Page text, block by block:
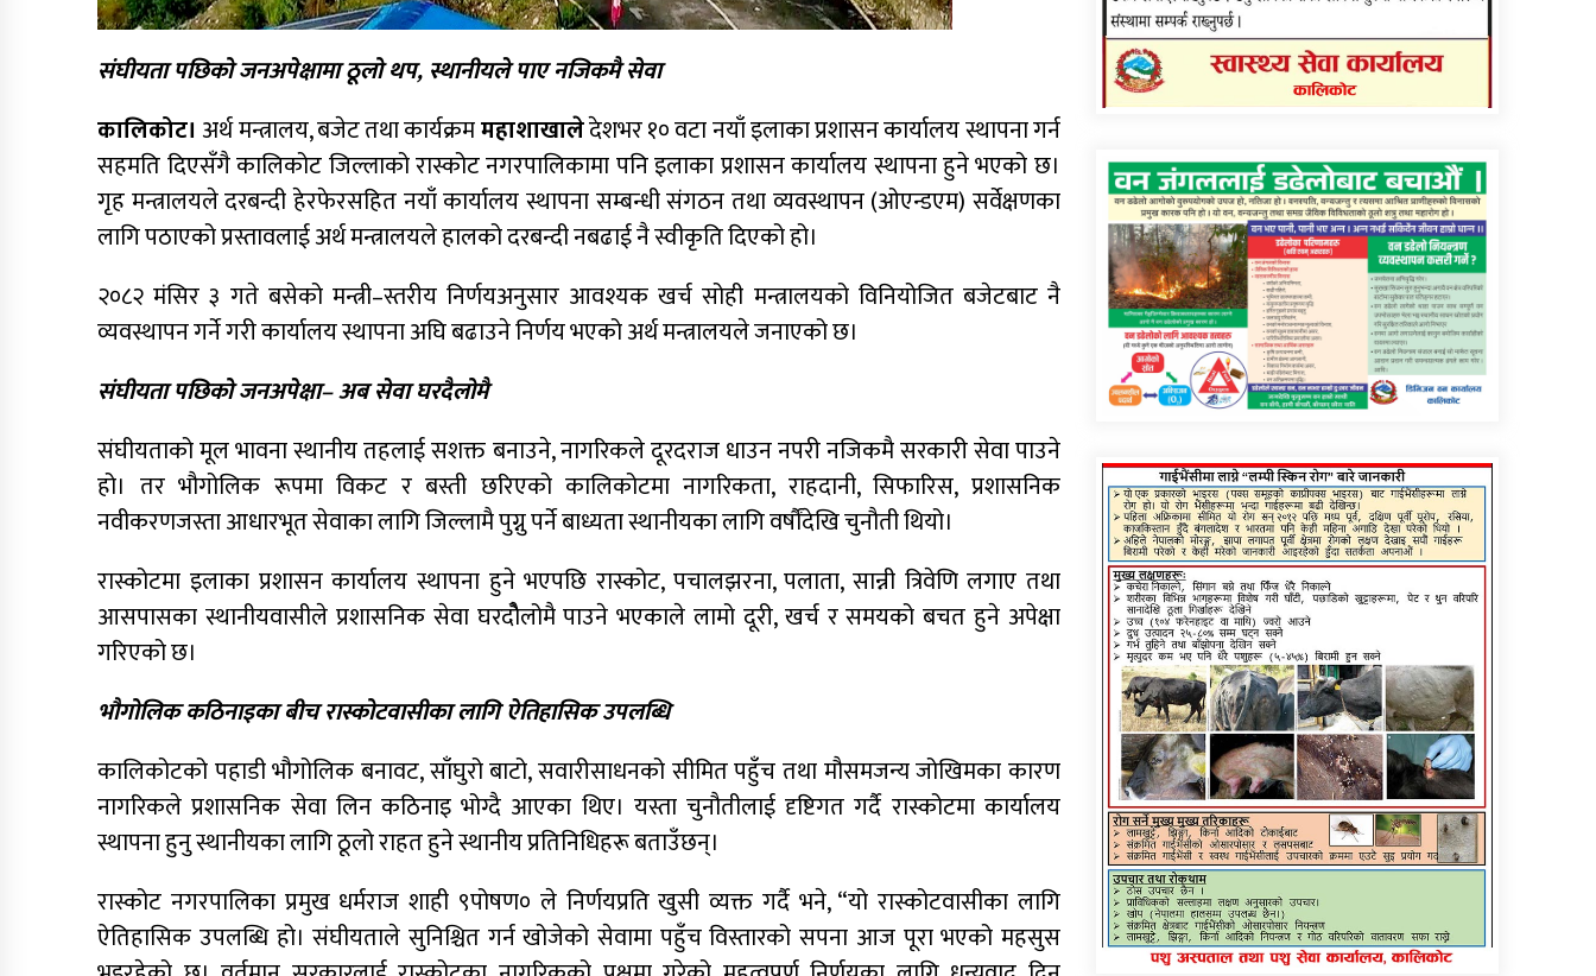
संघीयता पछिको जनअपेक्षामा ठूलो थप, स्थानीयले पाए नजिकमै सेवा
कालिकोट। अर्थ मन्त्रालय, बजेट तथा कार्यक्रममहाशाखालेदेशभर १० वटा नयाँ इलाका प्रशासन कार्यालय स्थापना गर्न
सहमति दिएसँगै कालिकोट जिल्लाको रास्कोट नगरपालिकामा पनि इलाका प्रशासन कार्यालय स्थापना हुने भएको छ।
गृह मन्त्रालयले दरबन्दी हेरफेरसहित नयाँ कार्यालय स्थापना सम्बन्धी संगठन तथा व्यवस्थापन (ओएन्डएम) सर्वेक्षणका
लागि पठाएको प्रस्तावलाई अर्थ मन्त्रालयले हालको दरबन्दी नबढाई नै स्वीकृति दिएको हो।
२०८२ मंसिर ३ गते बसेको मन्त्री–स्तरीय निर्णयअनुसार आवश्यक खर्च सोही मन्त्रालयको विनियोजित बजेटबाट नै
व्यवस्थापन गर्ने गरी कार्यालय स्थापना अघि बढाउने निर्णय भएको अर्थ मन्त्रालयले जनाएको छ।
संघीयता पछिको जनअपेक्षा– अब सेवा घरदैलोमै
संघीयताको मूल भावना स्थानीय तहलाई सशक्त बनाउने, नागरिकले दूरदराज धाउन नपरी नजिकमै सरकारी सेवा पाउने
हो। तर भौगोलिक रूपमा विकट र बस्ती छरिएको कालिकोटमा नागरिकता, राहदानी, सिफारिस, प्रशासनिक
नवीकरणजस्ता आधारभूत सेवाका लागि जिल्लामै पुग्नु पर्ने बाध्यता स्थानीयका लागि वर्षौंदेखि चुनौती थियो।
रास्कोटमा इलाका प्रशासन कार्यालय स्थापना हुने भएपछि रास्कोट, पचालझरना, पलाता, सान्नी त्रिवेणि लगाए तथा
आसपासका स्थानीयवासीले प्रशासनिक सेवा घरदोैलोमै पाउने भएकाले लामो दूरी, खर्च र समयको बचत हुने अपेक्षा
गरिएको छ।
भौगोलिक कठिनाइका बीच रास्कोटवासीका लागि ऐतिहासिक उपलब्धि
कालिकोटको पहाडी भौगोलिक बनावट, साँघुरो बाटो, सवारीसाधनको सीमित पहुँच तथा मौसमजन्य जोखिमका कारण
नागरिकले प्रशासनिक सेवा लिन कठिनाइ भोग्दै आएका थिए। यस्ता चुनौतीलाई दृष्टिगत गर्दै रास्कोटमा कार्यालय
स्थापना हुनु स्थानीयका लागि ठूलो राहत हुने स्थानीय प्रतिनिधिहरू बताउँछन्।
रास्कोट नगरपालिका प्रमुख धर्मराज शाही ९पोषण० ले निर्णयप्रति खुसी व्यक्त गर्दै भने, “यो रास्कोटवासीका लागि
ऐतिहासिक उपलब्धि हो। संघीयताले सुनिश्चित गर्न खोजेको सेवामा पहुँच विस्तारको सपना आज पूरा भएको महसुस